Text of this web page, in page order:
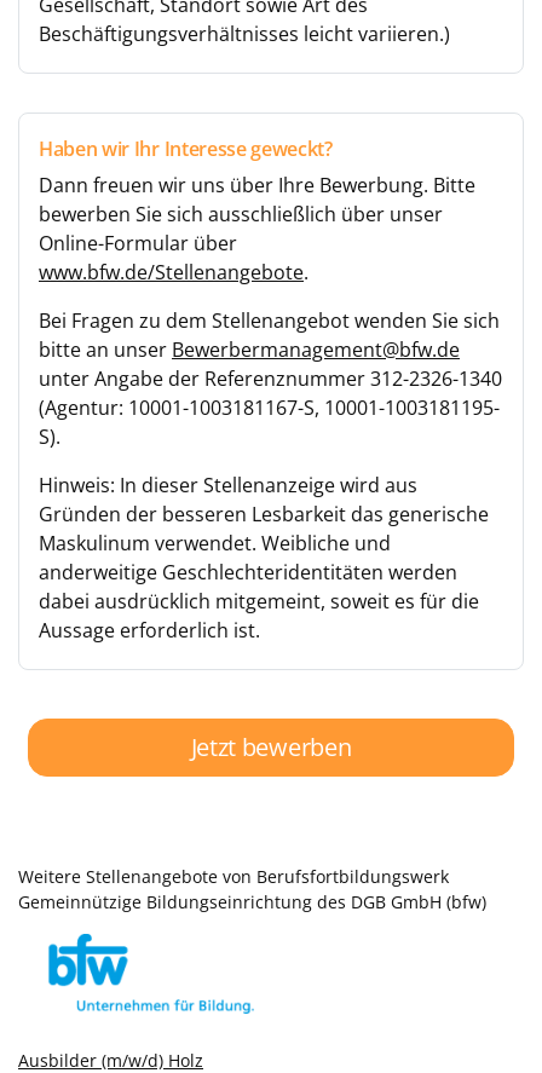
Beschäftigungsverhältnisses leicht variieren.)
Haben wir Ihr Interesse geweckt?
Dann freuen wir uns über Ihre Bewerbung. Bitte
bewerben Sie sich ausschließlich über unser
Online-Formular über
www.bfw.de/Stellenangebote.
Bei Fragen zu dem Stellenangebot wenden Sie sich
bitte an unser Bewerbermanagement@bfw.de
unter Angabe der Referenznummer 312-2326-1340
(Agentur: 10001-1003181167-S, 10001-1003181195-
S).
Hinweis: In dieser Stellenanzeige wird aus
Gründen der besseren Lesbarkeit das generische
Maskulinum verwendet. Weibliche und
anderweitige Geschlechteridentitäten werden
dabei ausdrücklich mitgemeint, soweit es für die
Aussage erforderlich ist.
Jetzt bewerben
Weitere Stellenangebote von Berufsfortbildungswerk
Gemeinnützige Bildungseinrichtung des DGB GmbH (bfw)
Ausbilder (m/w/d) Holz